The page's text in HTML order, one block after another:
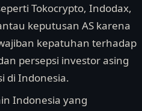
Tokocrypto, Indodax,
keputusan AS karena
kepatuhan terhadap
persepsi investor asing
di Indonesia.
Indonesia yang